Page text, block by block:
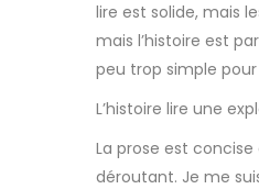
lire est solide, mais
mais l’histoire est
peu trop simple
L’histoire lire une
La prose est
déroutant. Je me